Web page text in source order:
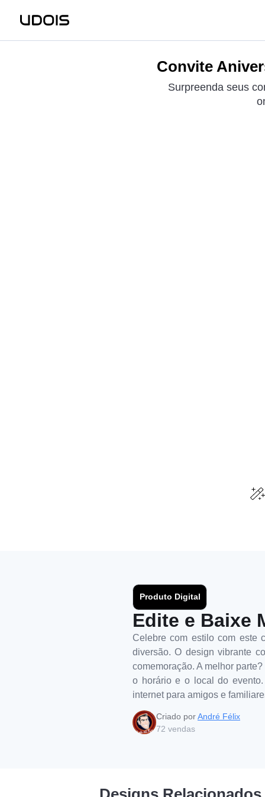
Convite
Surpreenda seus
Produto Digital
Edite e Baixe
Celebre com estilo com este
diversão. O design vibrante
comemoração. A melhor
o horário e o local do
internet para amigos e
Criado porAndré Félix
72 vendas